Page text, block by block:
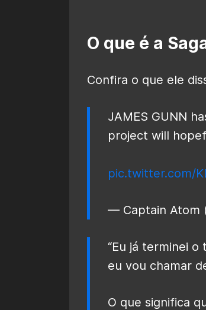
O que é a
Confira o que ele
JAMES GUNN
project will
pic.twitter.com/
— Captain Atom
“Eu já terminei
eu vou chamar
O que significa